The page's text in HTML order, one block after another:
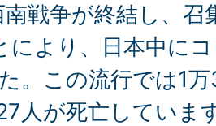
戦争が終結し、召
により、日本中に
。この流行では1
人が死亡していま